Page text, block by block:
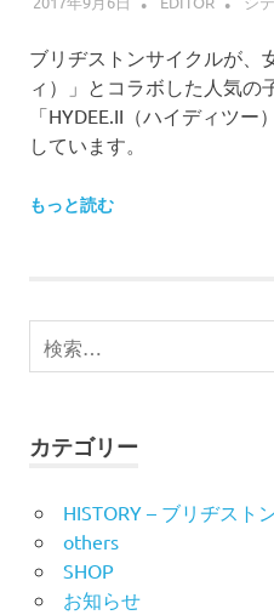
ブリヂストンサイクルが、
ィ）」とコラボした人気の
「HYDEE.II（ハイディツ
しています。
もっと読む
検
索
カテゴリー
HISTORY – ブリヂスト
others
SHOP
お知らせ